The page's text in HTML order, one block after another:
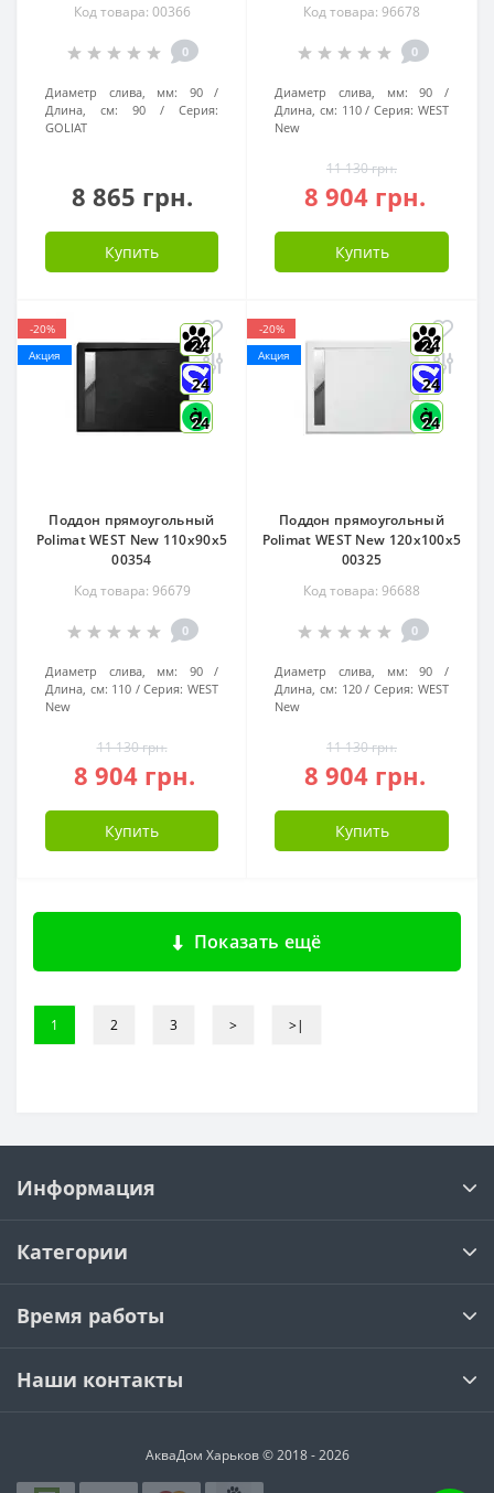
Код товара: 00366
0
Диаметр слива, мм:
90
Длина, см:
90
Серия:
GOLIAT
8 865 грн.
Купить
Код товара: 96678
0
Диаметр слива, мм:
90
Длина, см: 110 Серия: WEST
New
11 130 грн.
8 904 грн.
Купить
-20%
Акция
24
24
24
Поддон прямоугольный
Polimat WEST New 110x90x5
00354
Код товара: 96679
0
Диаметр слива, мм:
90
Длина, см: 110 Серия: WEST
New
11 130 грн.
8 904 грн.
Купить
-20%
Акция
24
24
24
Поддон прямоугольный
Polimat WEST New 120x100x5
00325
Код товара: 96688
0
Диаметр слива, мм:
90
Длина, см: 120 Серия: WEST
New
11 130 грн.
8 904 грн.
Купить
Показать ещё
1 2 3 > >|
Информация
Категории
Время работы
Наши контакты
АкваДом Харьков © 2018 - 2026